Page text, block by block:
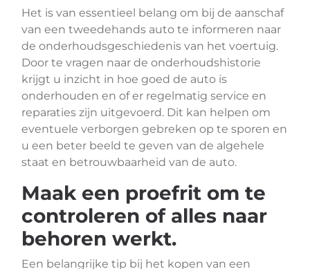
Het is van essentieel belang om bij de aanschaf
van een tweedehands auto te informeren naar
de onderhoudsgeschiedenis van het voertuig.
Door te vragen naar de onderhoudshistorie
krijgt u inzicht in hoe goed de auto is
onderhouden en of er regelmatig service en
reparaties zijn uitgevoerd. Dit kan helpen om
eventuele verborgen gebreken op te sporen en
u een beter beeld te geven van de algehele
staat en betrouwbaarheid van de auto.
Maak een proefrit om te
controleren of alles naar
behoren werkt.
Een belangrijke tip bij het kopen van een